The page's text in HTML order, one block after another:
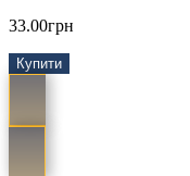
33.00грн
Купити